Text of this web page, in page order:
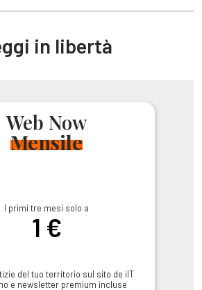
in libertà
Web Now
Mensile
I primi tre mesi solo a
1 €
del tuo territorio sul sito de ilT
e newsletter premium incluse